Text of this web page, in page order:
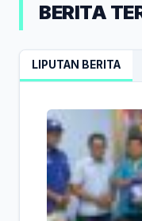
BERITA
LIPUTAN BERITA